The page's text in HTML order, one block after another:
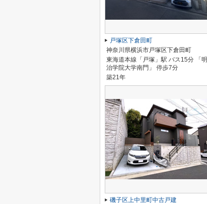
戸塚区下倉田町
神奈川県横浜市戸塚区下倉田町
東海道本線「戸塚」駅 バス15分 「明
治学院大学南門」 停歩7分
築21年
磯子区上中里町中古戸建